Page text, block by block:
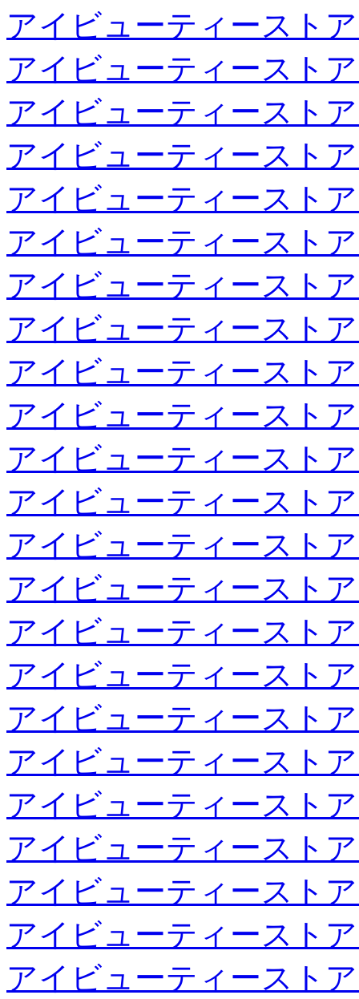
アイビューティースト
アイビューティースト
アイビューティースト
アイビューティースト
アイビューティースト
アイビューティースト
アイビューティースト
アイビューティースト
アイビューティースト
アイビューティースト
アイビューティースト
アイビューティースト
アイビューティースト
アイビューティースト
アイビューティースト
アイビューティースト
アイビューティースト
アイビューティースト
アイビューティースト
アイビューティースト
アイビューティースト
アイビューティースト
アイビューティースト